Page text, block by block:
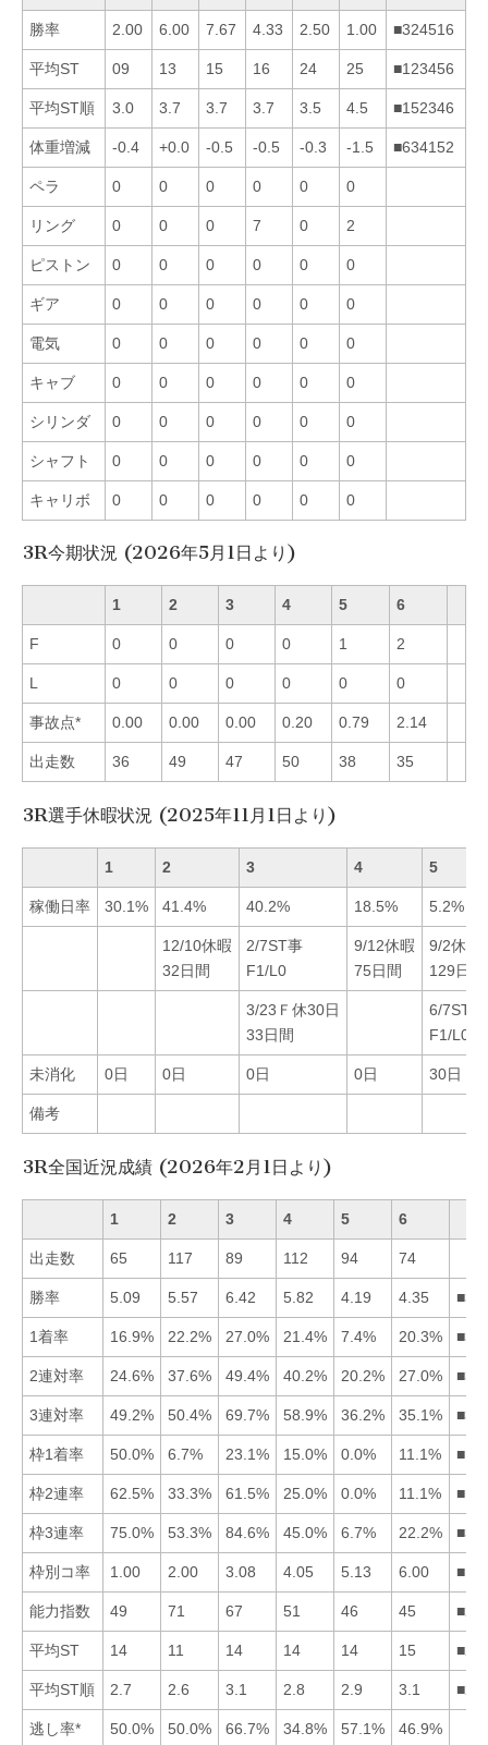
勝率 2.00 6.00 7.67 4.33 2.50 1.00 ■324516
平均ST 09 13 15 16 24 25 ■123456
平均ST順 3.0 3.7 3.7 3.7 3.5 4.5 ■152346
体重増減 -0.4 +0.0 -0.5 -0.5 -0.3 -1.5 ■634152
ペラ 0 0 0 0 0 0
リング 0 0 0 7 0 2
ピストン 0 0 0 0 0 0
ギア 0 0 0 0 0 0
電気 0 0 0 0 0 0
キャブ 0 0 0 0 0 0
シリンダ 0 0 0 0 0 0
シャフト 0 0 0 0 0 0
キャリボ 0 0 0 0 0 0
3R今期状況 (2026年5月1日より)
1 2 3 4 5 6
F 0 0 0 0 1 2
L 0 0 0 0 0 0
事故点* 0.00 0.00 0.00 0.20 0.79 2.14
出走数 36 49 47 50 38 35
3R選手休暇状況 (2025年11月1日より)
1 2 3 4 5
稼働日率 30.1% 41.4% 40.2% 18.5% 5.2%
12/10休暇
32日間
2/7ST事
F1/L0
9/12休暇
75日間
9/2休暇
129日間
3/23Ｆ休30日
33日間
6/7ST事
F1/L0
未消化 0日 0日 0日 0日 30日
備考
3R全国近況成績 (2026年2月1日より)
1 2 3 4 5 6
出走数 65 117 89 112 94 74
勝率 5.09 5.57 6.42 5.82 4.19 4.35
1着率 16.9% 22.2% 27.0% 21.4% 7.4% 20.3%
2連対率 24.6% 37.6% 49.4% 40.2% 20.2% 27.0%
3連対率 49.2% 50.4% 69.7% 58.9% 36.2% 35.1%
枠1着率 50.0% 6.7% 23.1% 15.0% 0.0% 11.1%
枠2連率 62.5% 33.3% 61.5% 25.0% 0.0% 11.1%
枠3連率 75.0% 53.3% 84.6% 45.0% 6.7% 22.2%
枠別コ率 1.00 2.00 3.08 4.05 5.13 6.00
能力指数 49 71 67 51 46 45
平均ST 14 11 14 14 14 15
平均ST順 2.7 2.6 3.1 2.8 2.9 3.1
逃し率* 50.0% 50.0% 66.7% 34.8% 57.1% 46.9%